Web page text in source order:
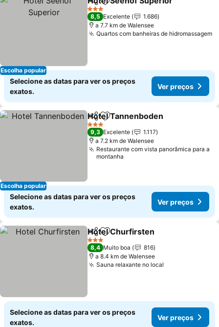
Escolha popular
PartilharAdicionar aos favoritos
3 Estrelas
8,5 Excelente
1.686
a 7.7 km de Walensee
Quartos com banheiras de hidromassagem
Selecione as datas para ver os preços
exatos.
Ver preços
Escolha popular
PartilharAdicionar aos favoritos
Hotel Tannenboden
3 Estrelas
9,3 Excelente
1.117
a 7.2 km de Walensee
Restaurante com vista panorâmica para a
montanha
Selecione as datas para ver os preços
exatos.
Ver preços
PartilharAdicionar aos favoritos
Hotel Churfirsten
3 Estrelas
8,4 Muito boa
816
a 8.4 km de Walensee
Sauna relaxante no local
Selecione as datas para ver os preços
exatos.
Ver preços